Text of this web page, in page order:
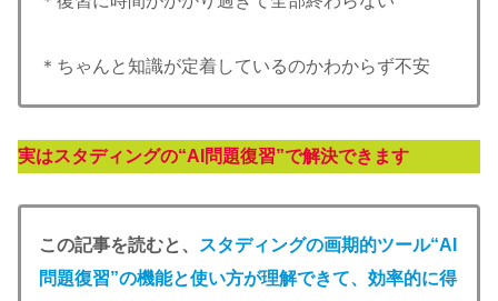
＊ちゃんと知識が定着しているのかわからず不安
実はスタディングの“AI問題復習”で解決できます
この記事を読むと、 スタディングの画期的ツール“AI
問題復習”の機能と使い方が理解できて、効率的に得